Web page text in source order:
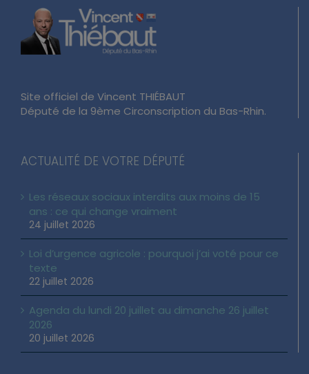
Site officiel de Vincent THIÉBAUT
Député de la 9ème Circonscription du Bas-Rhin.
ACTUALITÉ DE VOTRE DÉPUTÉ
Les réseaux sociaux interdits aux moins de 15
ans : ce qui change vraiment
24 juillet 2026
Loi d’urgence agricole : pourquoi j’ai voté pour ce
texte
22 juillet 2026
Agenda du lundi 20 juillet au dimanche 26 juillet
2026
20 juillet 2026